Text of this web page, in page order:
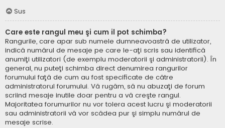
Sus
Care este rangul meu şi cum il pot schimba?
Rangurile, care apar sub numele dumneavoastră de utilizator,
indică numărul de mesaje pe care le-aţi scris sau identifică
anumiţi utilizatori (de exemplu moderatorii şi administratorii). În
general, nu puteţi schimba direct denumirea rangurilor
forumului faţă de cum au fost specificate de către
administratorul forumului. Vă rugăm, să nu abuzaţi de forum
scriind mesaje inutile doar pentru a vă creşte rangul.
Majoritatea forumurilor nu vor tolera acest lucru şi moderatorii
sau administratorii vă vor scădea pur şi simplu numărul de
mesaje scrise.